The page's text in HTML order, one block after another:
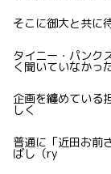
そこに御大と共に
タイニー・パンク
く聞いていなかっ
企画を纏めている
しく
普通に「近田お
ばし（ry